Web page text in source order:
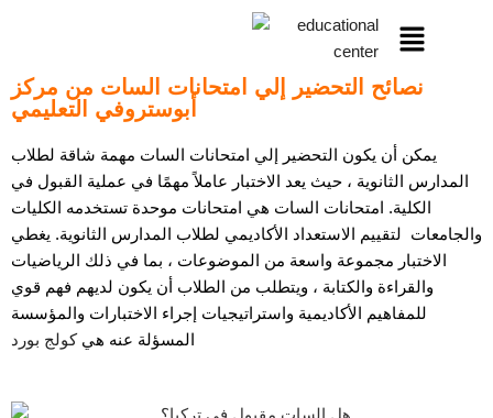
نصائح التحضير إلي امتحانات السات من مركز
أبوستروفي التعليمي
يمكن أن يكون التحضير إلي امتحانات السات مهمة شاقة لطلاب
المدارس الثانوية ، حيث يعد الاختبار عاملاً مهمًا في عملية القبول في
الكلية. امتحانات السات هي امتحانات موحدة تستخدمه الكليات
والجامعات لتقييم الاستعداد الأكاديمي لطلاب المدارس الثانوية. يغطي
الاختبار مجموعة واسعة من الموضوعات ، بما في ذلك الرياضيات
والقراءة والكتابة ، ويتطلب من الطلاب أن يكون لديهم فهم قوي
للمفاهيم الأكاديمية واستراتيجيات إجراء الاختبارات والمؤسسة
المسؤلة عنه هيكولج بورد